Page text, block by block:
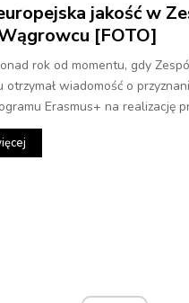
jakość w
[FOTO]
rok od momentu, gdy
otrzymał wiadomość o
Erasmus+ na realizację